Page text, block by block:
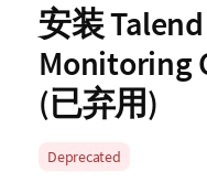
安装
Monitoring
(已弃用)
Deprecated